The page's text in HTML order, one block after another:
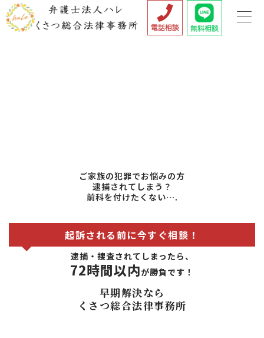
容
ご家族の犯罪でお悩みの方
逮捕されてしまう？
前科を付けたくない….
起訴される前に今すぐ相談！
逮捕・捜査されてしまったら、
72時間以内が勝負です！
早期解決なら
くさつ総合法律事務所